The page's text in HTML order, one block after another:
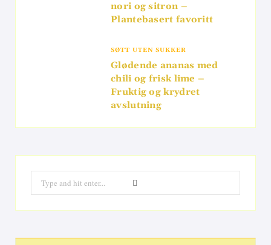
nori og sitron –
Plantebasert favoritt
SØTT UTEN SUKKER
Glødende ananas med
chili og frisk lime –
Fruktig og krydret
avslutning
Search
for: